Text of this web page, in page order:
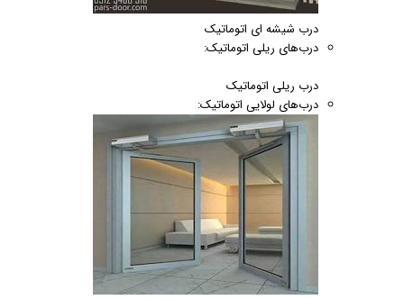
درب شیشه ای اتوماتیک
درب‌های ریلی اتوماتیک:
درب ریلی اتوماتیک
درب‌های لولایی اتوماتیک: